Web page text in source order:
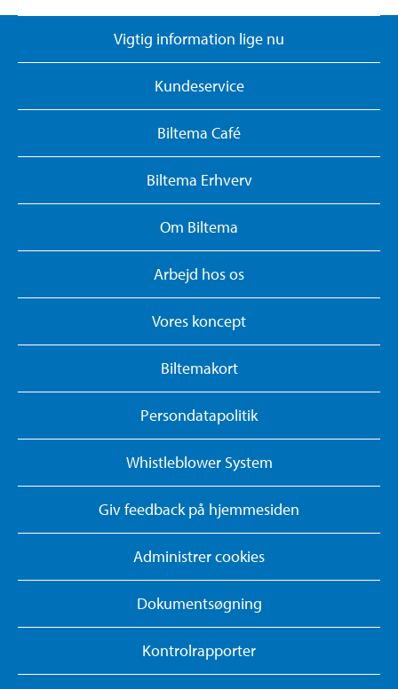
Vigtig information lige nu
Kundeservice
Biltema Café
Biltema Erhverv
Om Biltema
Arbejd hos os
Vores koncept
Biltemakort
Persondatapolitik
Whistleblower System
Giv feedback på hjemmesiden
Administrer cookies
Dokumentsøgning
Kontrolrapporter